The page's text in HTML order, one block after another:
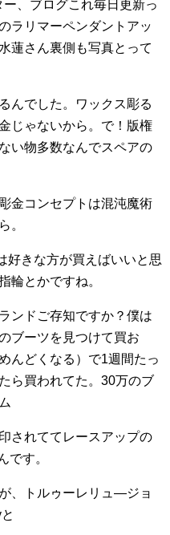
、ブログこれ毎日更新っ
ラリマーペンダントアッ
蓮さん裏側も写真とって
んでした。ワックス彫る
じゃないから。で！版権
い物多数なんでスペアの
金コンセプトは混沌魔術
。
好きな方が買えばいいと思
輪とかですね。
ンドご存知ですか？僕は
ブーツを見つけて買お
んどくなる）で1週間たっ
ら買われてた。30万のブ
されててレースアップの
です。
、トルゥーレリュ―ジョ